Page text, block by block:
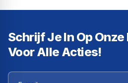
Schrijf Je In Op
Voor Alle Acties!